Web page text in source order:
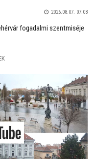
2026.08.07. 07:08
fogadalmi szentmiséje